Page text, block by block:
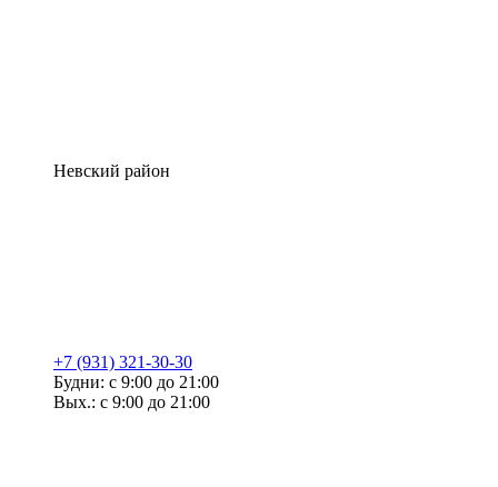
Невский район
+7 (931) 321-30-30
Будни: с 9:00 до 21:00
Вых.: с 9:00 до 21:00